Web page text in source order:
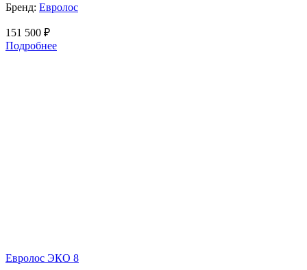
Бренд: Евролос
151 500 ₽
Подробнее
Евролос ЭКО 8